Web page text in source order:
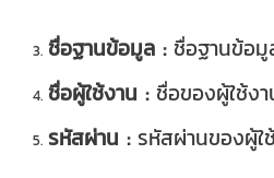
ชื่อฐานข้อมูล :ชื่อฐานข้อมู
ชื่อผู้ใช้งาน :ชื่อของผู้ใช้งา
รหัสผ่าน :รหัสผ่านของผู้ใ